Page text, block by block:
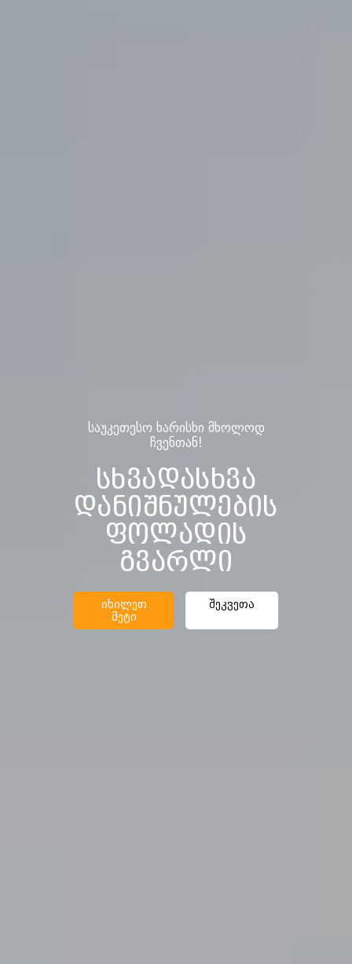
საუკეთესო ხარისხი მხოლოდ
ჩვენთან!
სხვადასხვა
დანიშნულების
ფოლადის
გვარლი
იხილეთ
მეტი
შეკვეთა